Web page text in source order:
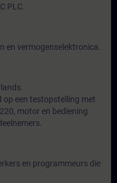
PLC.
en vermogenselektronica.
op een testopstelling met
motor en bediening
en programmeurs die